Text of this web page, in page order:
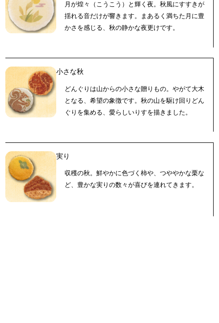
月が煌々（こうこう）と輝く夜。秋風にすすきが
揺れる音だけが響きます。まあるく満ちた月に豊
かさを感じる、秋の静かな夜更けです。
小さな秋
どんぐりは山からの小さな贈りもの。やがて大木
となる、希望の象徴です。秋の山を駆け回りどん
ぐりを集める、愛らしいりすを描きました。
実り
収穫の秋。鮮やかに色づく柿や、つややかな栗な
ど、豊かな実りの数々が喜びを連れてきます。